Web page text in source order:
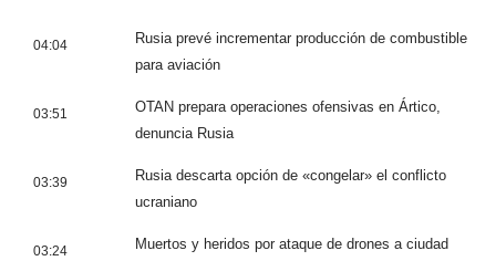
04:04
Rusia prevé incrementar producción de combustible
para aviación
03:51
OTAN prepara operaciones ofensivas en Ártico,
denuncia Rusia
03:39
Rusia descarta opción de «congelar» el conflicto
ucraniano
03:24
Muertos y heridos por ataque de drones a ciudad